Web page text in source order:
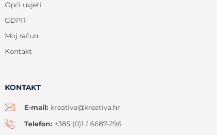
Opći uvjeti
GDPR
Moj račun
Kontakt
KONTAKT
E-mail: kreativa@kreativa.hr
Telefon: +385 (0)1 / 6687-296